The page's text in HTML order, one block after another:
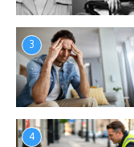
3
4